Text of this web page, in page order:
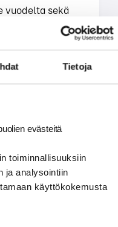
Tietoja
evästeitä
toiminnallisuuksiin
ja analysointiin
käyttökokemusta
vuodelta sekä